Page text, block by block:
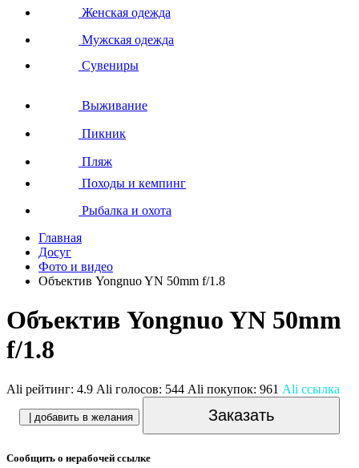
Женская одежда
Мужская одежда
Сувениры
Выживание
Пикник
Пляж
Походы и кемпинг
Рыбалка и охота
Главная
Досуг
Фото и видео
Объектив Yongnuo YN 50mm f/1.8
Объектив Yongnuo YN 50mm
f/1.8
Ali рейтинг: 4.9 Ali голосов: 544 Ali покупок: 961 Ali ссылка
| добавить в желания Заказать
Сообщить о нерабочей ссылке